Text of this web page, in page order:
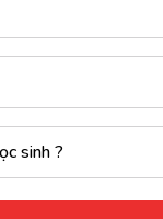
giáo trở nên
Chia sẻ ngay